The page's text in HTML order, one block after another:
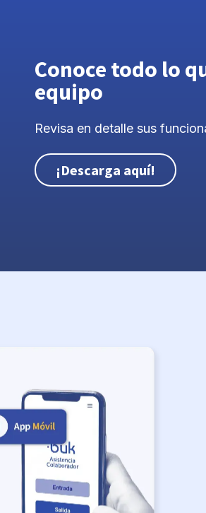
Conoce todo lo
equipo
Revisa en detalle sus
¡Descarga aquí!